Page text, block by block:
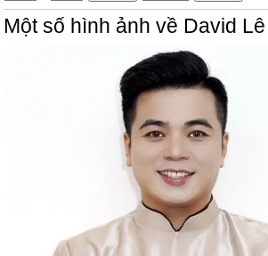
Một số hình ảnh về David Lê